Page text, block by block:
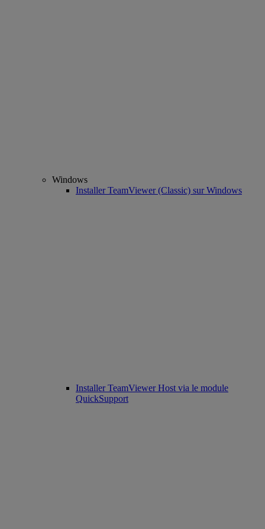
Windows
Installer TeamViewer (Classic) sur Windows
Installer TeamViewer Host via le module
QuickSupport